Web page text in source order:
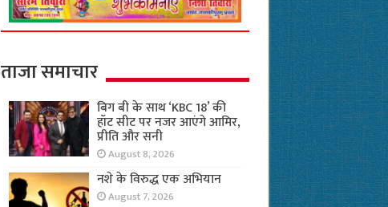
ताजा समाचार
बिग बी के साथ ‘KBC 18’ की
हॉट सीट पर नजर आएंगे आमिर,
प्रीति और सनी
August 8, 2026
नशे के विरुद्ध एक अभियान
August 7, 2026